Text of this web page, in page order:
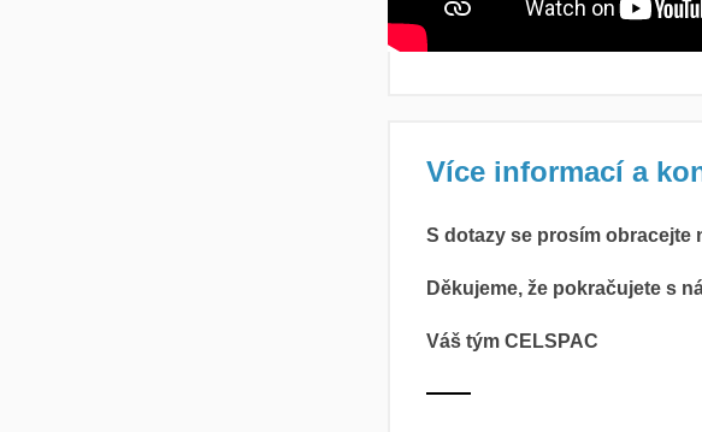
Více informací a
S dotazy se prosím obracejte
Děkujeme, že pokračujete s
Váš tým CELSPAC